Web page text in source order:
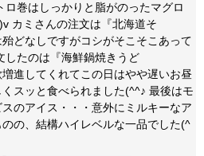
巻はしっかりと脂がのったマグロ
カミさんの注文は『北海道そ
どなしですがコシがそこそこあって
したのは『海鮮鍋焼きうど
進してくれてこの日はやや遅いお昼
スッと食べられました(^^♪ 最後はモ
のアイス・・・意外にミルキーなア
の、結構ハイレベルな一品でした(^